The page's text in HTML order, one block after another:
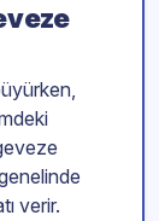
verir.